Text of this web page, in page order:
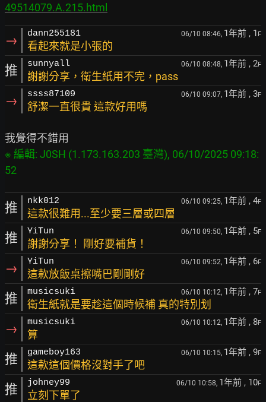
49514079.A.215.html
→ dann255181 06/10 08:46, 1年前 , 1 F
看起來就是小張的
推 sunnyall 06/10 08:48, 1年前 , 2F
謝謝分享，衛生紙用不完，pass
→ ssss87109 06/10 09:07, 1年前 , 3F
舒潔一直很貴 這款好用嗎
※ 編輯: J0SH (1.173.163.203 臺灣), 06/10/2025 09:18:
推 nkk012 06/10 09:25, 1年前 , 4F
這款很難用...至少要三層或四層
推 YiTun 06/10 09:50, 1年前 , 5F
謝謝分享！ 剛好要補貨！
→ YiTun 06/10 09:52, 1年前 , 6F
這款放飯桌擦嘴巴剛剛好
推 musicsuki 06/10 10:12, 1年前 , 7F
衛生紙就是要趁這個時候補 真的特別划
→ musicsuki 06/10 10:12, 1年前 , 8F
算
推 gameboy163 06/10 10:15, 1年前 , 9F
這款這個價格沒對手了吧
推 johney99 06/10 10:58, 1年前 , 10F
立刻下單了